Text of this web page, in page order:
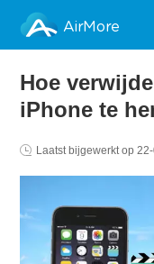
AirMore
Hoe
iPhone te
Laatst bijgewerkt op